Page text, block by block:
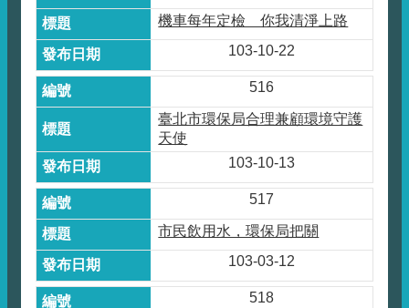
機車每年定檢 你我清淨上路
103-10-22
516
臺北市環保局合理兼顧環境守護
天使
103-10-13
517
市民飲用水，環保局把關
103-03-12
518